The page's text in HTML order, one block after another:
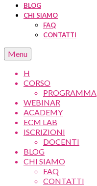
BLOG
CHI SIAMO
FAQ
CONTATTI
Menu
H
CORSO
PROGRAMMA
WEBINAR
ACADEMY
ECM LAB
ISCRIZIONI
DOCENTI
BLOG
CHI SIAMO
FAQ
CONTATTI